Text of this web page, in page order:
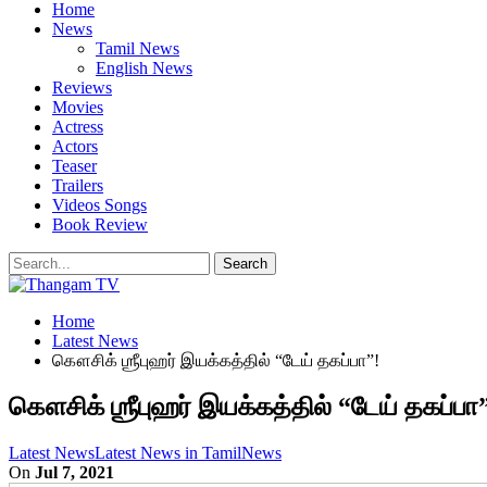
Home
News
Tamil News
English News
Reviews
Movies
Actress
Actors
Teaser
Trailers
Videos Songs
Book Review
Home
Latest News
கௌசிக் ஶ்ரீபுஹர் இயக்கத்தில் “டேய் தகப்பா”!
கௌசிக் ஶ்ரீபுஹர் இயக்கத்தில் “டேய்
Latest NewsLatest News in TamilNews
On Jul 7, 2021